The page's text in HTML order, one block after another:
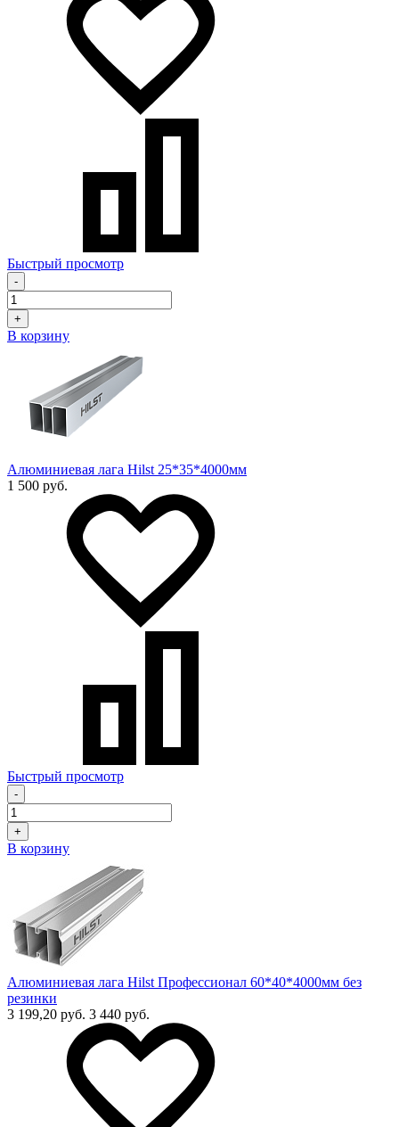
Быстрый просмотр
-
+
В корзину
Алюминиевая лага Hilst 25*35*4000мм
1 500 руб.
Быстрый просмотр
-
+
В корзину
Алюминиевая лага Hilst Профессионал 60*40*4000мм без
резинки
3 199,20 руб. 3 440 руб.